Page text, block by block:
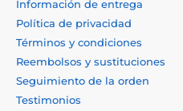
Información de entrega
Política de privacidad
Términos y condiciones
Reembolsos y sustituciones
Seguimiento de la orden
Testimonios